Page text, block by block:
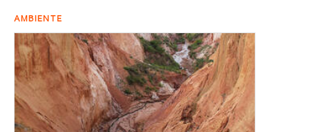
AMBIENTE